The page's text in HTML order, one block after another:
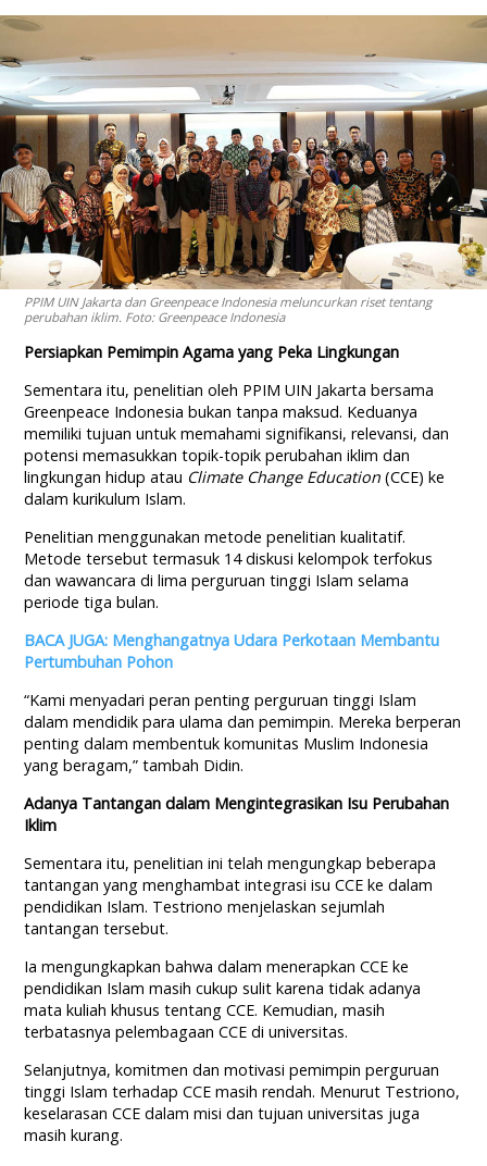
PPIM UIN Jakarta dan Greenpeace Indonesia meluncurkan riset tentang
perubahan iklim. Foto: Greenpeace Indonesia
Persiapkan Pemimpin Agama yang Peka Lingkungan
Sementara itu, penelitian oleh PPIM UIN Jakarta bersama
Greenpeace Indonesia bukan tanpa maksud. Keduanya
memiliki tujuan untuk memahami signifikansi, relevansi, dan
potensi memasukkan topik-topik perubahan iklim dan
lingkungan hidup atau Climate Change Education (CCE) ke
dalam kurikulum Islam.
Penelitian menggunakan metode penelitian kualitatif.
Metode tersebut termasuk 14 diskusi kelompok terfokus
dan wawancara di lima perguruan tinggi Islam selama
periode tiga bulan.
BACA JUGA: Menghangatnya Udara Perkotaan Membantu
Pertumbuhan Pohon
“Kami menyadari peran penting perguruan tinggi Islam
dalam mendidik para ulama dan pemimpin. Mereka berperan
penting dalam membentuk komunitas Muslim Indonesia
yang beragam,” tambah Didin.
Adanya Tantangan dalam Mengintegrasikan Isu Perubahan
Iklim
Sementara itu, penelitian ini telah mengungkap beberapa
tantangan yang menghambat integrasi isu CCE ke dalam
pendidikan Islam. Testriono menjelaskan sejumlah
tantangan tersebut.
Ia mengungkapkan bahwa dalam menerapkan CCE ke
pendidikan Islam masih cukup sulit karena tidak adanya
mata kuliah khusus tentang CCE. Kemudian, masih
terbatasnya pelembagaan CCE di universitas.
Selanjutnya, komitmen dan motivasi pemimpin perguruan
tinggi Islam terhadap CCE masih rendah. Menurut Testriono,
keselarasan CCE dalam misi dan tujuan universitas juga
masih kurang.